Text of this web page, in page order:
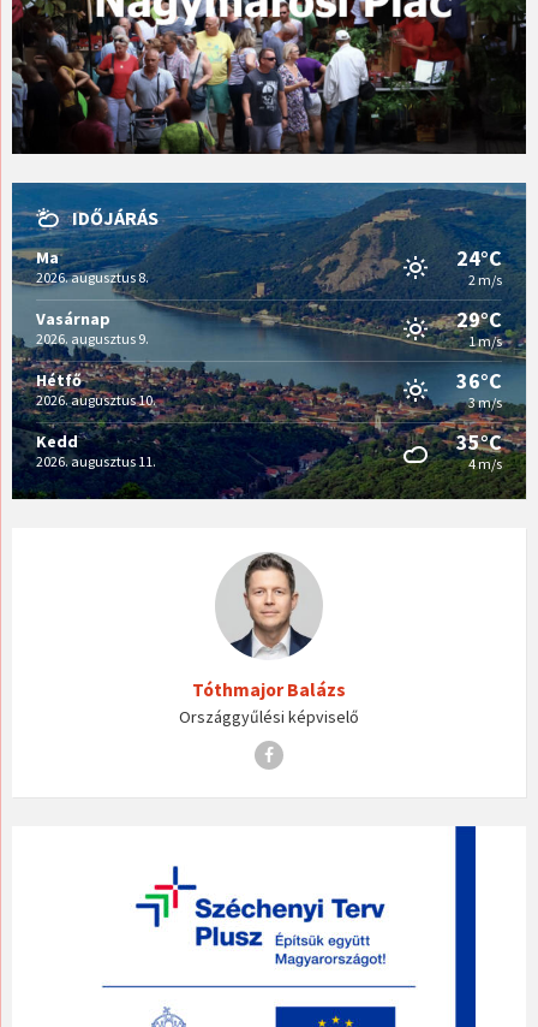
IDŐJÁRÁS
Ma
2026. augusztus 8.
24°C
2 m/s
Vasárnap
2026. augusztus 9.
29°C
1 m/s
Hétfő
2026. augusztus 10.
36°C
3 m/s
Kedd
2026. augusztus 11.
35°C
4 m/s
Tóthmajor Balázs
Országgyűlési képviselő
Facebook